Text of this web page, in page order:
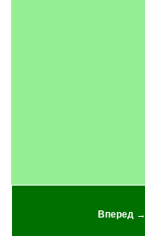
Вперед →